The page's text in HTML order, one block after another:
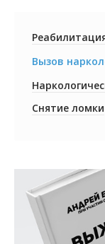
Вызов
Снятие ломки